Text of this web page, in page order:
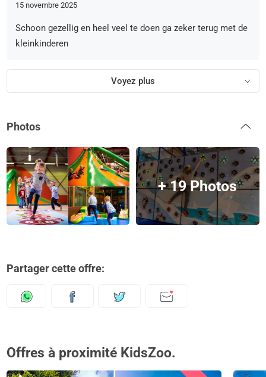
15 novembre 2025
Schoon gezellig en heel veel te doen ga zeker terug met de
kleinkinderen
Voyez plus
Photos
+ 19 Photos
Partager cette offre:
Offres à proximité KidsZoo.